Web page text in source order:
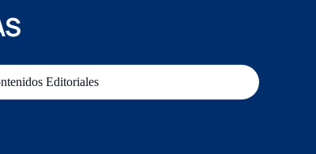
Editoriales